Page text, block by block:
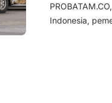
Indonesia,